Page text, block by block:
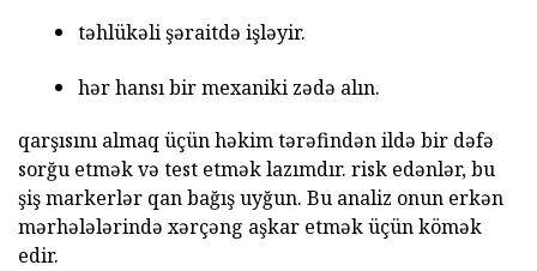
təhlükəli şəraitdə işləyir.
hər hansı bir mexaniki zədə alın.
qarşısını almaq üçün həkim tərəfindən ildə bir dəfə
sorğu etmək və test etmək lazımdır. risk edənlər, bu
şiş markerlər qan bağış uyğun. Bu analiz onun erkən
mərhələlərində xərçəng aşkar etmək üçün kömək
edir.